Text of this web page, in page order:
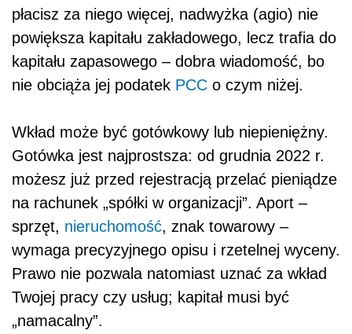
płacisz za niego więcej, nadwyżka (agio) nie
powiększa kapitału zakładowego, lecz trafia do
kapitału zapasowego – dobra wiadomość, bo
nie obciąża jej podatek PCC o czym niżej.
Wkład może być gotówkowy lub niepieniężny.
Gotówka jest najprostsza: od grudnia 2022 r.
możesz już przed rejestracją przelać pieniądze
na rachunek „spółki w organizacji”. Aport –
sprzęt, nieruchomość, znak towarowy –
wymaga precyzyjnego opisu i rzetelnej wyceny.
Prawo nie pozwala natomiast uznać za wkład
Twojej pracy czy usług; kapitał musi być
„namacalny”.